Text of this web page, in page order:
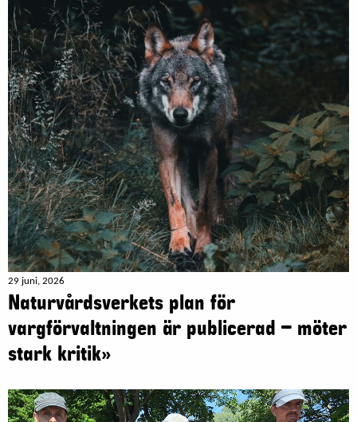
29 juni, 2026
Naturvårdsverkets plan för
vargförvaltningen är publicerad – möter
stark kritik»